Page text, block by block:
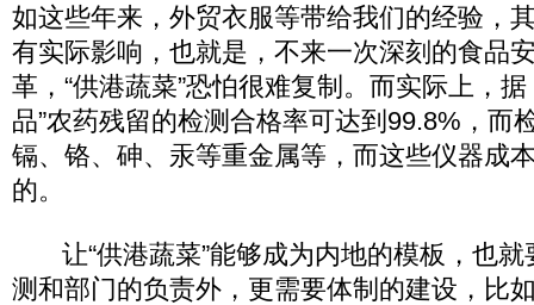
如这些年来，外贸衣服等带给我们的经验，
有实际影响，也就是，不来一次深刻的食品
革，“供港蔬菜”恐怕很难复制。而实际上，
品”农药残留的检测合格率可达到99.8%，而
镉、铬、砷、汞等重金属等，而这些仪器成
的。
让“供港蔬菜”能够成为内地的模板，也就
测和部门的负责外，更需要体制的建设，比